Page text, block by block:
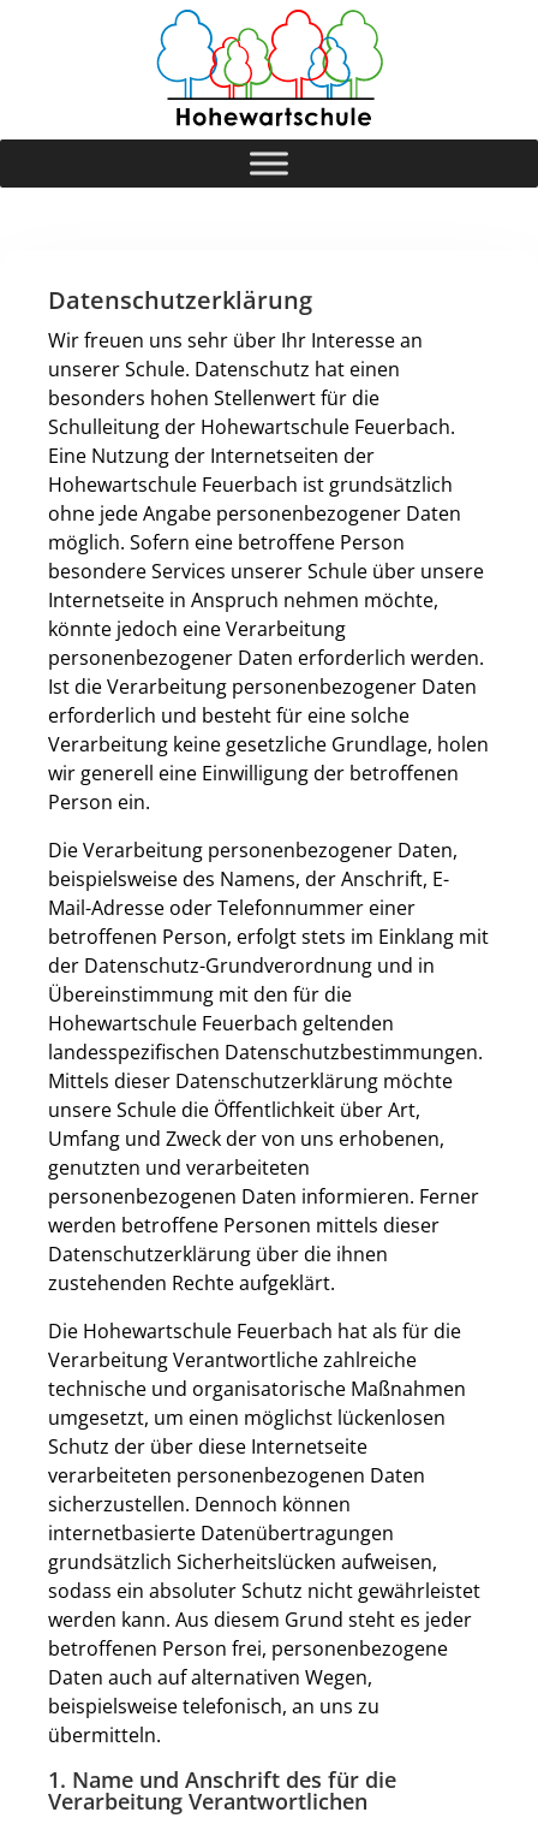
Datenschutzerklärung
Wir freuen uns sehr über Ihr Interesse an
unserer Schule. Datenschutz hat einen
besonders hohen Stellenwert für die
Schulleitung der Hohewartschule Feuerbach.
Eine Nutzung der Internetseiten der
Hohewartschule Feuerbach ist grundsätzlich
ohne jede Angabe personenbezogener Daten
möglich. Sofern eine betroffene Person
besondere Services unserer Schule über unsere
Internetseite in Anspruch nehmen möchte,
könnte jedoch eine Verarbeitung
personenbezogener Daten erforderlich werden.
Ist die Verarbeitung personenbezogener Daten
erforderlich und besteht für eine solche
Verarbeitung keine gesetzliche Grundlage, holen
wir generell eine Einwilligung der betroffenen
Person ein.
Die Verarbeitung personenbezogener Daten,
beispielsweise des Namens, der Anschrift, E-
Mail-Adresse oder Telefonnummer einer
betroffenen Person, erfolgt stets im Einklang mit
der Datenschutz-Grundverordnung und in
Übereinstimmung mit den für die
Hohewartschule Feuerbach geltenden
landesspezifischen Datenschutzbestimmungen.
Mittels dieser Datenschutzerklärung möchte
unsere Schule die Öffentlichkeit über Art,
Umfang und Zweck der von uns erhobenen,
genutzten und verarbeiteten
personenbezogenen Daten informieren. Ferner
werden betroffene Personen mittels dieser
Datenschutzerklärung über die ihnen
zustehenden Rechte aufgeklärt.
Die Hohewartschule Feuerbach hat als für die
Verarbeitung Verantwortliche zahlreiche
technische und organisatorische Maßnahmen
umgesetzt, um einen möglichst lückenlosen
Schutz der über diese Internetseite
verarbeiteten personenbezogenen Daten
sicherzustellen. Dennoch können
internetbasierte Datenübertragungen
grundsätzlich Sicherheitslücken aufweisen,
sodass ein absoluter Schutz nicht gewährleistet
werden kann. Aus diesem Grund steht es jeder
betroffenen Person frei, personenbezogene
Daten auch auf alternativen Wegen,
beispielsweise telefonisch, an uns zu
übermitteln.
1. Name und Anschrift des für die
Verarbeitung Verantwortlichen